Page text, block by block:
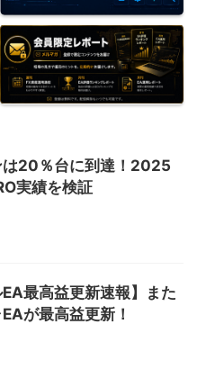
は20％台に到達！2025
実績を検証
EA最高益更新速報】また
が最高益更新！